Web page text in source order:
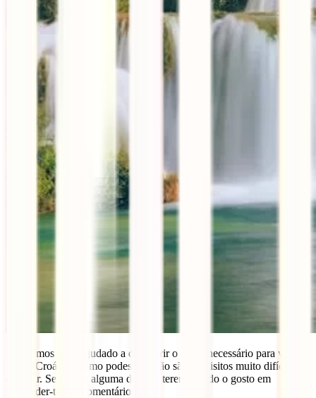
Esperamos ter-te ajudado a descobrir o que é necessário para viajar
para a Croácia. Como podes ver, não são requisitos muito difíceis de
cumprir. Se tiveres alguma dúvida, teremos todo o gosto em
responder-te nos comentários.